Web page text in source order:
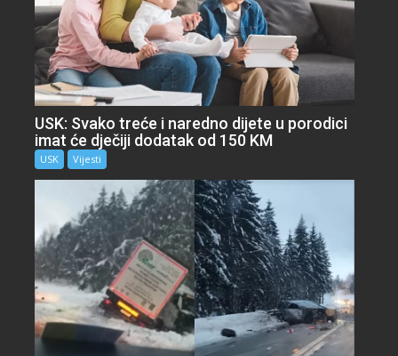
USK: Svako treće i naredno dijete u porodici
imat će dječiji dodatak od 150 KM
USK Vijesti